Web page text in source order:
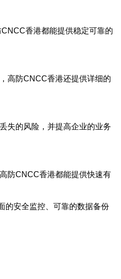
香港都能提供稳定可靠的
高防CNCC香港还提供详细的
失的风险，并提高企业的业务
防CNCC香港都能提供快速有
的安全监控、可靠的数据备份